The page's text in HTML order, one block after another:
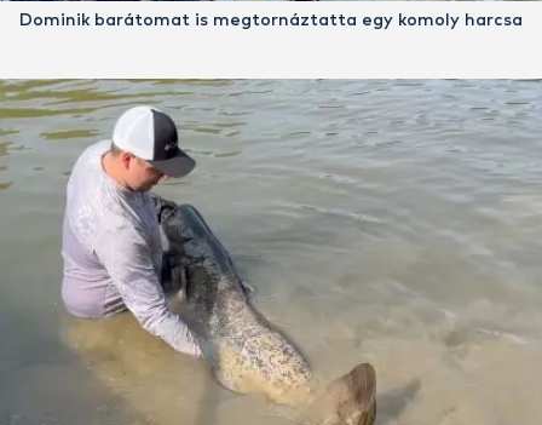
Dominik barátomat is megtornáztatta egy komoly harcsa